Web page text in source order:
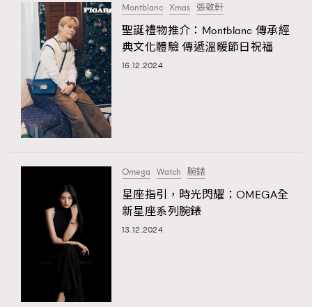
Montblanc Xmas 張敬軒
聖誕禮物推介：Montblanc 傳承經
典文化體驗 傳遞溫暖節日祝福
16.12.2024
Omega Watch 腕錶
星座指引，時光閃耀：OMEGA全
新星座系列腕錶
13.12.2024